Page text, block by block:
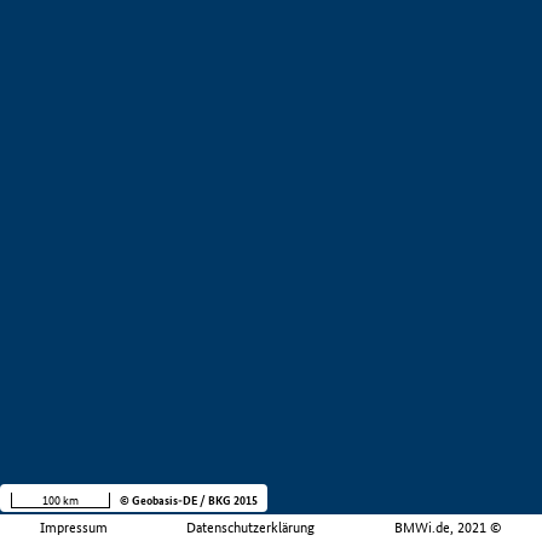
Impressum Datenschutzerklärung BMWi.de, 2021 ©
100 km © Geobasis-DE / BKG 2015